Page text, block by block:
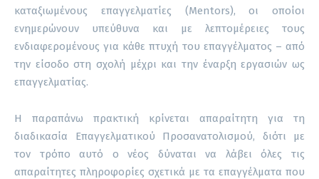
καταξιωμένους επαγγελματίες (Mentors), οι οποίοι
ενημερώνουν υπεύθυνα και με λεπτομέρειες τους
ενδιαφερομένους για κάθε πτυχή του επαγγέλματος – από
την είσοδο στη σχολή μέχρι και την έναρξη εργασιών ως
επαγγελματίας.
Η παραπάνω πρακτική κρίνεται απαραίτητη για τη
διαδικασία Επαγγελματικού Προσανατολισμού, διότι με
τον τρόπο αυτό ο νέος δύναται να λάβει όλες τις
απαραίτητες πληροφορίες σχετικά με τα επαγγέλματα που